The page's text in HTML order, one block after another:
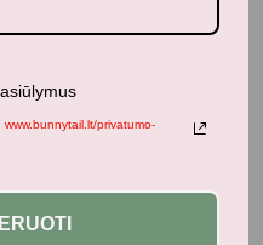
patikti...
www.bunnytail.lt/privatumo-